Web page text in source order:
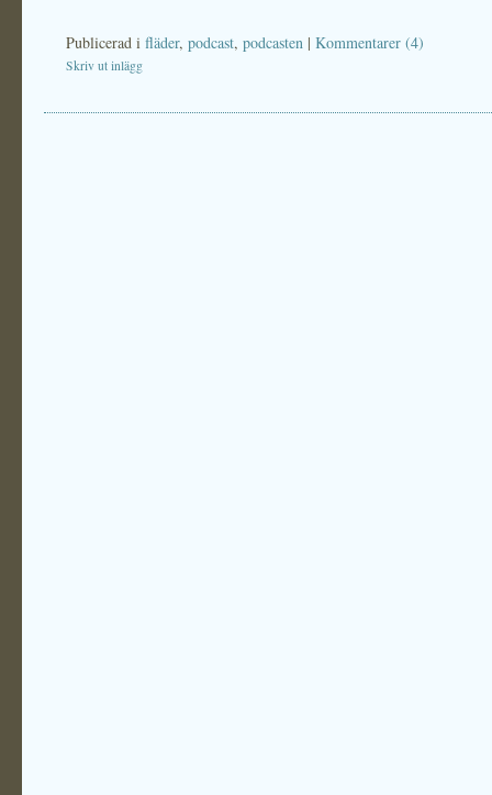
Publicerad i fläder, podcast, podcasten | Kommentarer (4)
Skriv ut inlägg